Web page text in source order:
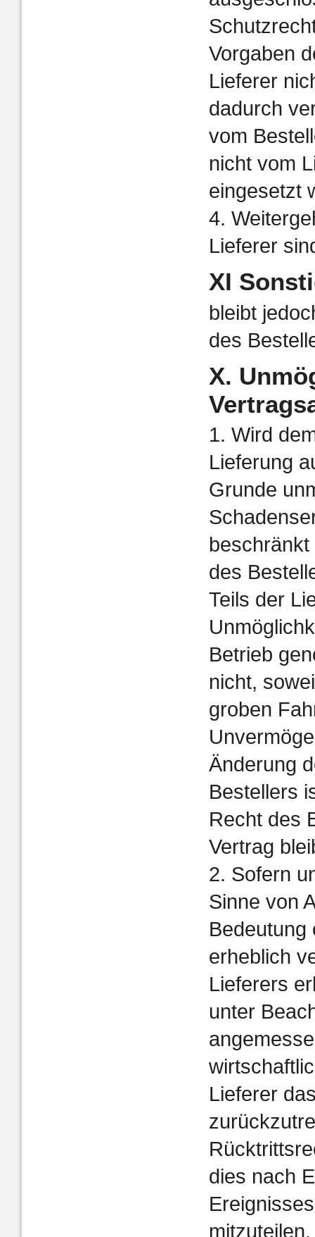
Vorgaben
Lieferer
dadurch
vom
nicht vom
eingesetzt
4.
Lieferer
XI
bleibt
des
X.
1. Wird
Lieferung
Grunde
des
Teils der
Betrieb
nicht,
groben
Änderung
Bestellers
Recht des
Vertrag
2. Sofern
Sinne von
Bedeutung
erheblich
Lieferers
unter
Lieferer
dies nach